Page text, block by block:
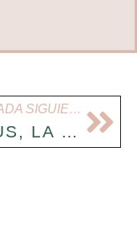
ENTRADA SIGUIENTE
FICUS, LA FAMOSA PLANTA